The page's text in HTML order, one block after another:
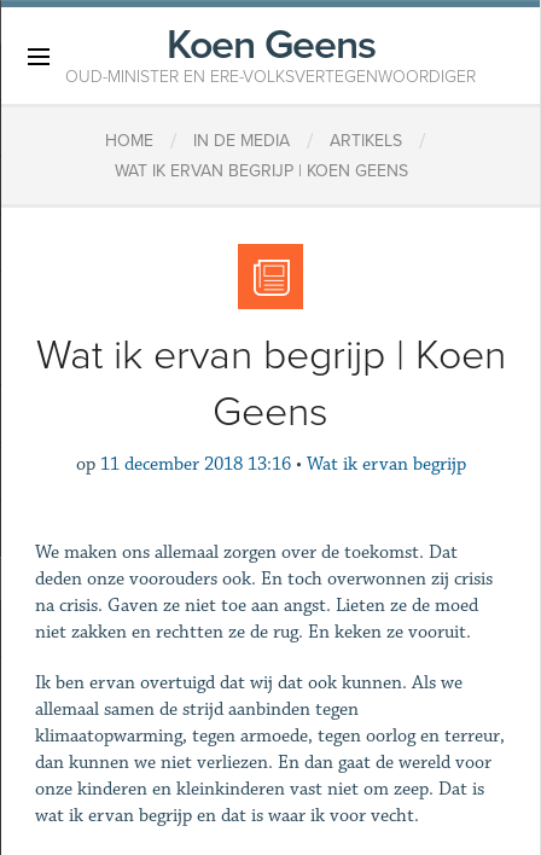
Koen Geens
OUD-MINISTER EN ERE-VOLKSVERTEGENWOORDIGER
HOME / IN DE MEDIA / ARTIKELS /
WAT IK ERVAN BEGRIJP | KOEN GEENS
Wat ik ervan begrijp | Koen
Geens
op 11 december 2018 13:16 • Wat ik ervan begrijp
We maken ons allemaal zorgen over de toekomst. Dat
deden onze voorouders ook. En toch overwonnen zij crisis
na crisis. Gaven ze niet toe aan angst. Lieten ze de moed
niet zakken en rechtten ze de rug. En keken ze vooruit.
Ik ben ervan overtuigd dat wij dat ook kunnen. Als we
allemaal samen de strijd aanbinden tegen
klimaatopwarming, tegen armoede, tegen oorlog en terreur,
dan kunnen we niet verliezen. En dan gaat de wereld voor
onze kinderen en kleinkinderen vast niet om zeep. Dat is
wat ik ervan begrijp en dat is waar ik voor vecht.